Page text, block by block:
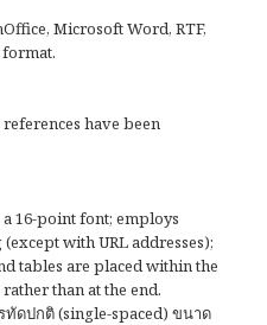
Microsoft Word, RTF,
have been
16-point font; employs
with URL addresses);
tables are placed within the
than at the end.
ดปกติ (single-spaced) ขนาด